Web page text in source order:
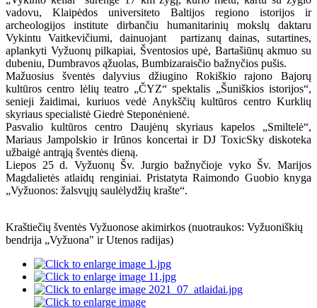
vadovu, Klaipėdos universiteto Baltijos regiono istorijos ir
archeologijos institute dirbančiu humanitarinių mokslų daktaru
Vykintu Vaitkevičiumi, dainuojant partizanų dainas, sutartines,
aplankyti Vyžuonų pilkapiai, Šventosios upė, Bartašiūnų akmuo su
dubeniu, Dumbravos ąžuolas, Bumbizaraisčio bažnyčios pušis.
Mažuosius šventės dalyvius džiugino Rokiškio rajono Bajorų
kultūros centro lėlių teatro „ČYZ“ spektalis „Šuniškios istorijos“,
senieji žaidimai, kuriuos vedė Anykščių kultūros centro Kurklių
skyriaus specialistė Giedrė Steponėnienė.
Pasvalio kultūros centro Daujėnų skyriaus kapelos „Smiltelė“,
Mariaus Jampolskio ir Irūnos koncertai ir DJ ToxicSky diskoteka
užbaigė antrąją šventės dieną.
Liepos 25 d. Vyžuonų Šv. Jurgio bažnyčioje vyko Šv. Marijos
Magdalietės atlaidų renginiai. Pristatyta Raimondo Guobio knyga
„Vyžuonos: žalsvųjų saulėlydžių krašte“.
Kraštiečių šventės Vyžuonose akimirkos (nuotraukos: Vyžuoniškių
bendrija „Vyžuona" ir Utenos radijas)